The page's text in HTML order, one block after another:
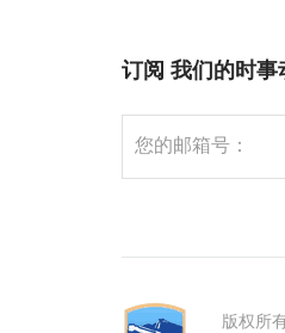
订阅 我们的时事
版权所